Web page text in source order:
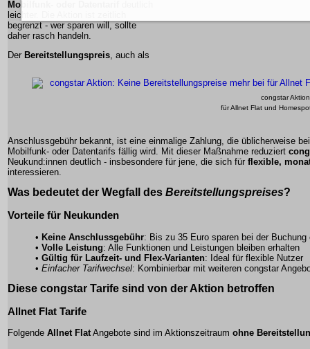
Mobilfunk- oder Datentarif
leichter. Die Aktion ist zeitlich
begrenzt - wer sparen will, sollte
daher rasch handeln.
congstar
für Allnet Flat und
Der Bereitstellungspreis, auch als
Anschlussgebühr bekannt, ist eine einmalige Zahlung, die üblicherweise
Mobilfunk- oder Datentarifs fällig wird. Mit dieser Maßnahme reduziert
Neukund:innen deutlich - insbesondere für jene, die sich für flexible,
interessieren.
Was bedeutet der Wegfall des Bereitstellungspreises?
Vorteile für Neukunden
• Keine Anschlussgebühr: Bis zu 35 Euro sparen bei der Buchung
• Volle Leistung: Alle Funktionen und Leistungen bleiben erhalten
• Gültig für Laufzeit- und Flex-Varianten: Ideal für flexible Nutzer
• Einfacher Tarifwechsel: Kombinierbar mit weiteren congstar
Diese congstar Tarife sind von der Aktion betroffen
Allnet Flat Tarife
Folgende Allnet FlatAngebote sind im Aktionszeitraum ohne